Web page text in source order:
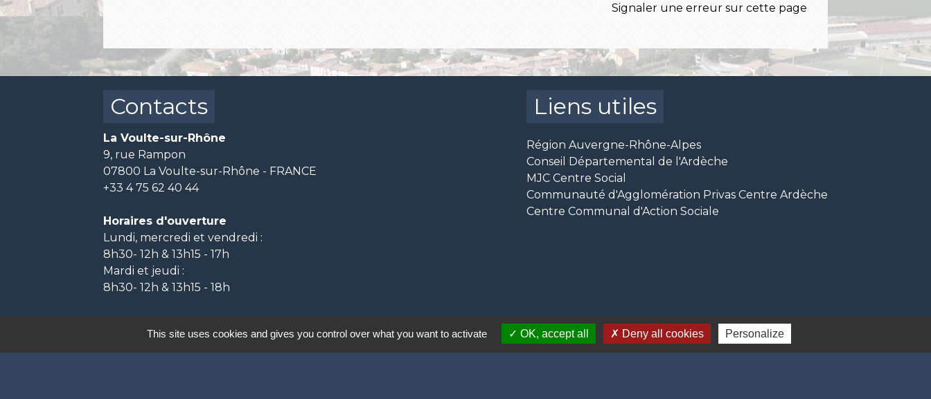
Signaler une erreur sur cette page
Contacts
La Voulte-sur-Rhône
9, rue Rampon
07800 La Voulte-sur-Rhône - FRANCE
+33 4 75 62 40 44
Horaires d'ouverture
Lundi, mercredi et vendredi :
8h30- 12h & 13h15 - 17h
Mardi et jeudi :
8h30- 12h & 13h15 - 18h
Liens utiles
Région Auvergne-Rhône-Alpes
Conseil Départemental de l'Ardèche
MJC Centre Social
Communauté d'Agglomération Privas Centre Ardèche
Centre Communal d'Action Sociale
Labels
This site uses cookies and gives you control over what you want to activate OK, accept all Deny all cookies Personalize